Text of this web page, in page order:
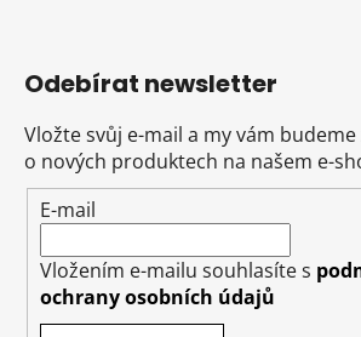
Odebírat newsletter
Vložte svůj e-mail a my vám
o nových produktech na našem e-
E-mail
Vložením e-mailu souhlasíte s
ochrany osobních údajů